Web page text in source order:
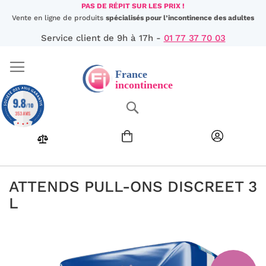
Aller
au
PAS DE RÉPIT SUR LES PRIX !
Vente en ligne de produits spécialisés pour l’incontinence des adultes
Service client de 9h à 17h - 01 77 37 70 03
ATTENDS PULL-ONS DISCREET 3
L
9.8/10
353 AVIS